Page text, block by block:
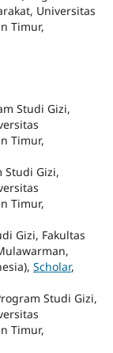
Universitas
Timur,
Studi Gizi,
Timur,
Studi Gizi,
Timur,
Gizi, Fakultas
Scholar,
Studi Gizi,
Timur,